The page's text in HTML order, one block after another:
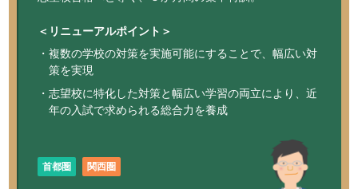
＜リニューアルポイント＞
・複数の学校の対策を実施可能にすることで、幅広い対
策を実現
・志望校に特化した対策と幅広い学習の両立により、近
年の入試で求められる総合力を養成
首都圏 関西圏